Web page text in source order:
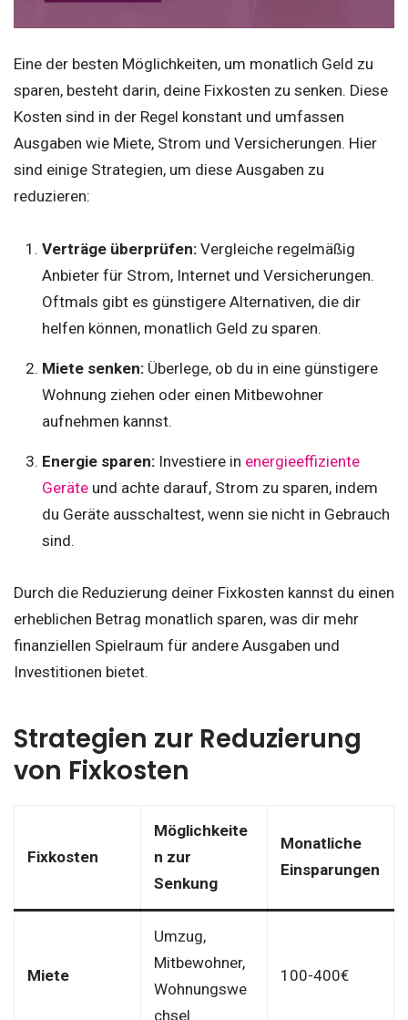
Eine der besten Möglichkeiten, um monatlich Geld zu
sparen, besteht darin, deine Fixkosten zu senken. Diese
Kosten sind in der Regel konstant und umfassen
Ausgaben wie Miete, Strom und Versicherungen. Hier
sind einige Strategien, um diese Ausgaben zu
reduzieren:
Verträge überprüfen:Vergleiche regelmäßig
Anbieter für Strom, Internet und Versicherungen.
Oftmals gibt es günstigere Alternativen, die dir
helfen können, monatlich Geld zu sparen.
Miete senken:Überlege, ob du in eine günstigere
Wohnung ziehen oder einen Mitbewohner
aufnehmen kannst.
Energie sparen:Investiere in energieeffiziente
Geräteund achte darauf, Strom zu sparen, indem
du Geräte ausschaltest, wenn sie nicht in Gebrauch
sind.
Durch die Reduzierung deiner Fixkosten kannst du einen
erheblichen Betrag monatlich sparen, was dir mehr
finanziellen Spielraum für andere Ausgaben und
Investitionen bietet.
Strategien zur Reduzierung
von Fixkosten
Fixkosten
Möglichkeite
n zur
Senkung
Monatliche
Einsparungen
Miete
Umzug,
Mitbewohner,
Wohnungswe
chsel
100-400€